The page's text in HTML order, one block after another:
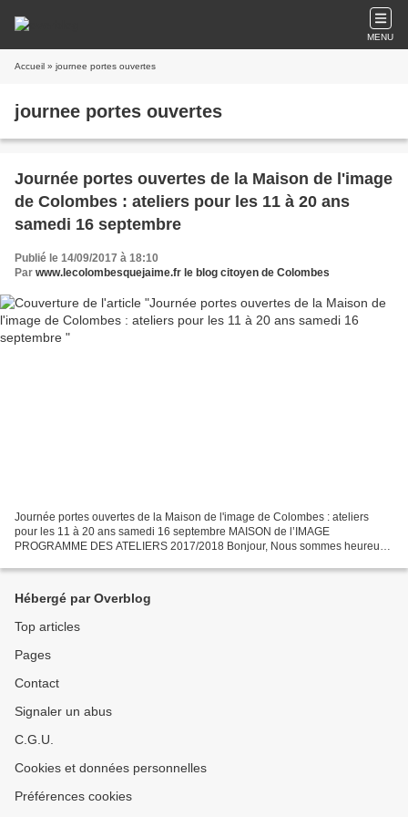
MENU
Accueil » journee portes ouvertes
journee portes ouvertes
Journée portes ouvertes de la Maison de l'image
de Colombes : ateliers pour les 11 à 20 ans
samedi 16 septembre
Publié le 14/09/2017 à 18:10
Par www.lecolombesquejaime.fr le blog citoyen de Colombes
Journée portes ouvertes de la Maison de l'image de Colombes : ateliers
pour les 11 à 20 ans samedi 16 septembre MAISON de l’IMAGE
PROGRAMME DES ATELIERS 2017/2018 Bonjour, Nous sommes heureux
Hébergé par Overblog
Top articles
Pages
Contact
Signaler un abus
C.G.U.
Cookies et données personnelles
Préférences cookies